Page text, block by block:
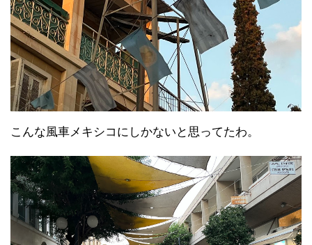
こんな風車メキシコにしかないと思ってたわ。